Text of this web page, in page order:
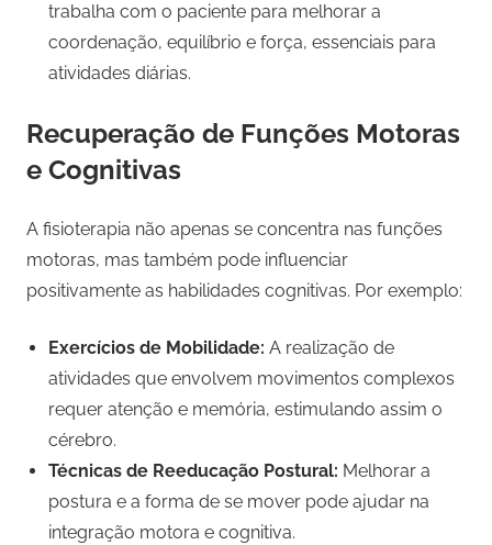
trabalha com o paciente para melhorar a
coordenação, equilíbrio e força, essenciais para
atividades diárias.
Recuperação de Funções Motoras
e Cognitivas
A fisioterapia não apenas se concentra nas funções
motoras, mas também pode influenciar
positivamente as habilidades cognitivas. Por exemplo:
Exercícios de Mobilidade: A realização de
atividades que envolvem movimentos complexos
requer atenção e memória, estimulando assim o
cérebro.
Técnicas de Reeducação Postural: Melhorar a
postura e a forma de se mover pode ajudar na
integração motora e cognitiva.